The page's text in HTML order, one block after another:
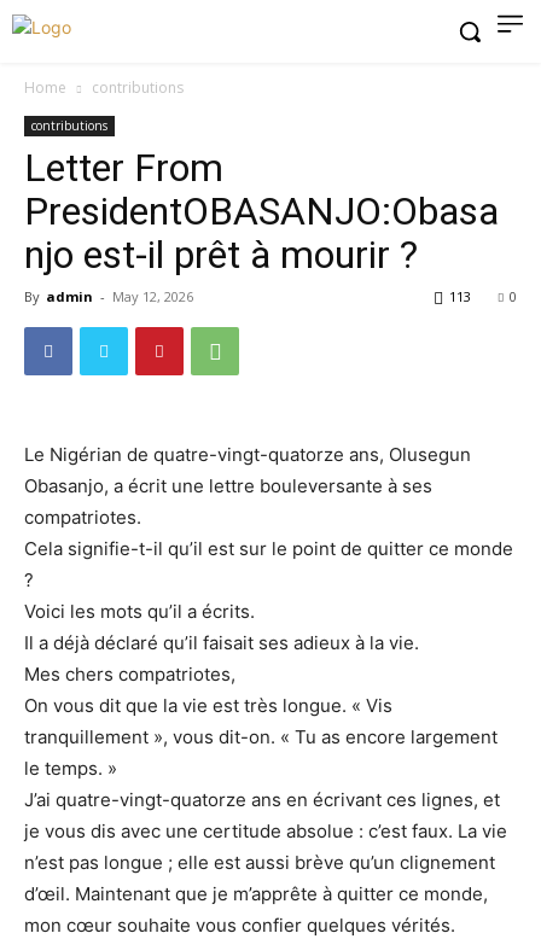
Home contributions
contributions
Letter From
PresidentOBASANJO:Obasa
njo est-il prêt à mourir ?
By admin - May 12, 2026 0
113
Le Nigérian de quatre-vingt-quatorze ans, Olusegun
Obasanjo, a écrit une lettre bouleversante à ses
compatriotes.
Cela signifie-t-il qu’il est sur le point de quitter ce monde
?
Voici les mots qu’il a écrits.
Il a déjà déclaré qu’il faisait ses adieux à la vie.
Mes chers compatriotes,
On vous dit que la vie est très longue. « Vis
tranquillement », vous dit-on. « Tu as encore largement
le temps. »
J’ai quatre-vingt-quatorze ans en écrivant ces lignes, et
je vous dis avec une certitude absolue : c’est faux. La vie
n’est pas longue ; elle est aussi brève qu’un clignement
d’œil. Maintenant que je m’apprête à quitter ce monde,
mon cœur souhaite vous confier quelques vérités.